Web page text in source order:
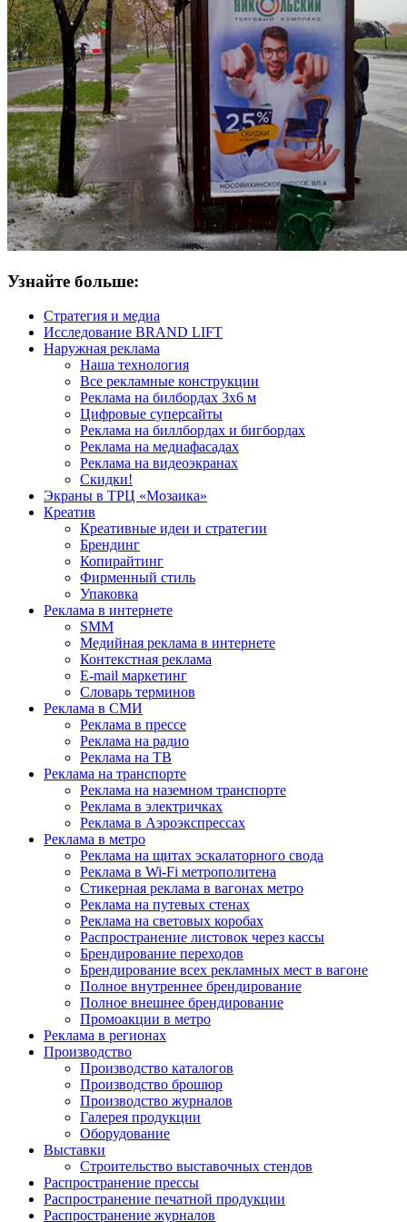
Узнайте больше:
Стратегия и медиа
Исследование BRAND LIFT
Наружная реклама
Наша технология
Все рекламные конструкции
Реклама на билбордах 3х6 м
Цифровые суперсайты
Реклама на биллбордах и бигбордах
Реклама на медиафасадах
Реклама на видеоэкранах
Скидки!
Экраны в ТРЦ «Мозаика»
Креатив
Креативные идеи и стратегии
Брендинг
Копирайтинг
Фирменный стиль
Упаковка
Реклама в интернете
SMM
Медийная реклама в интернете
Контекстная реклама
E-mail маркетинг
Словарь терминов
Реклама в СМИ
Реклама в прессе
Реклама на радио
Реклама на ТВ
Реклама на транспорте
Реклама на наземном транспорте
Реклама в электричках
Реклама в Аэроэкспрессах
Реклама в метро
Реклама на щитах эскалаторного свода
Реклама в Wi-Fi метрополитена
Стикерная реклама в вагонах метро
Реклама на путевых стенах
Реклама на световых коробах
Распространение листовок через кассы
Брендирование переходов
Брендирование всех рекламных мест в вагоне
Полное внутреннее брендирование
Полное внешнее брендирование
Промоакции в метро
Реклама в регионах
Производство
Производство каталогов
Производство брошюр
Производство журналов
Галерея продукции
Оборудование
Выставки
Строительство выставочных стендов
Распространение прессы
Распространение печатной продукции
Распространение журналов